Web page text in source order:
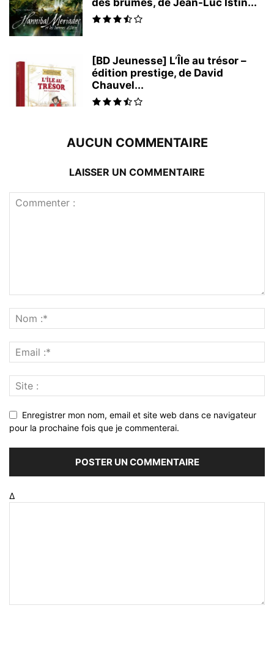
des brumes, de Jean-Luc Istin...
[BD Jeunesse] L’Île au trésor –
édition prestige, de David
Chauvel...
AUCUN COMMENTAIRE
LAISSER UN COMMENTAIRE
Enregistrer mon nom, email et site web dans ce navigateur
pour la prochaine fois que je commenterai.
Δ